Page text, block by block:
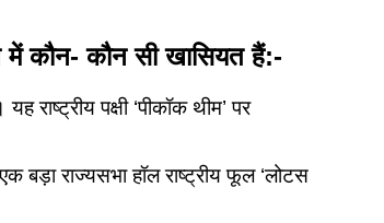
कौन- कौन सी खासियत हैं:-
राष्ट्रीय पक्षी ‘पीकॉक थीम’ पर
बड़ा राज्यसभा हॉल राष्ट्रीय फूल ‘लोटस